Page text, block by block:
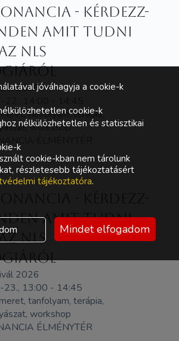
- Kérdezz-
amit tudni
NLS
2026
14:00 - 14:45
tanfolyam, terápia,
workshop
ÉLMÉNYTÉR
amit tudni
NLS
2026
13:00 - 14:45
tanfolyam, terápia,
workshop
ÉLMÉNYTÉR
jóváhagyja a cookie-k
cookie-k
nélkülözhetetlen és statisztikai
k
cookie-kban nem tárolunk
részletesebb tájékoztatásért
tájékoztatóra.
Mindet elfogadom